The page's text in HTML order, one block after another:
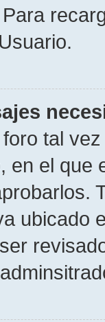
tal
en el
ubicado